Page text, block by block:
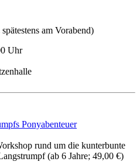
am Vorabend)
Uhr
Ponyabenteuer
rund um die kunterbunte
(ab 6 Jahre; 49,00 €)